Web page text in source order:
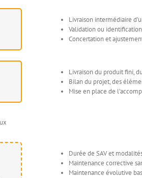
Livraison intermédiaire
Validation ou
Concertation et
Livraison du produit fini,
Bilan du projet, des
Mise en place de
Durée de SAV et
Maintenance corrective
Maintenance évolutive